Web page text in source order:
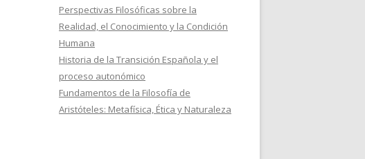
Perspectivas Filosóficas sobre la
Realidad, el Conocimiento y la Condición
Humana
Historia de la Transición Española y el
proceso autonómico
Fundamentos de la Filosofía de
Aristóteles: Metafísica, Ética y Naturaleza